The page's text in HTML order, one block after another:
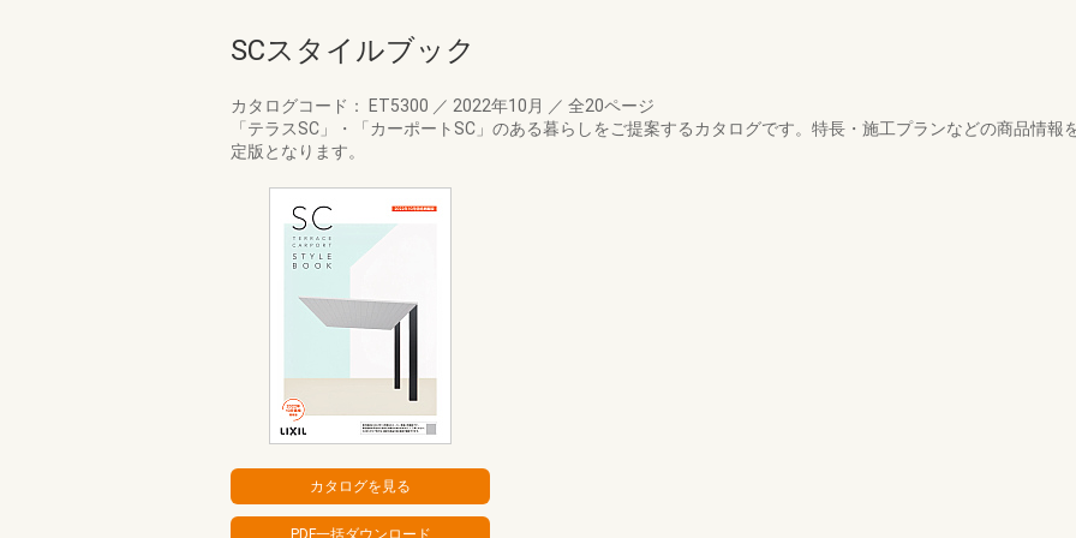
SCスタイルブック
カタログコード： ET5300 ／ 2022年10月 ／ 全20ページ
「テラスSC」・「カーポートSC」のある暮らしをご提案するカタログです。特長・施工プランなどの商品情
定版となります。